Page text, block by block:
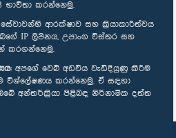
කරන්නෙමු.
ආරක්ෂාව සහ ක්‍රියාකාරීත්වය
IP ලිපිනය, උපාංග විස්තර සහ
කරගන්නෙමු.
අපගේ වෙබ් අඩවිය වැඩිදියුණු කිරීම
විශ්ලේෂණය කරන්නෙමු. ඒ සඳහා
අන්තර්ක්‍රියා පිළිබඳ නිර්නාමික දත්ත